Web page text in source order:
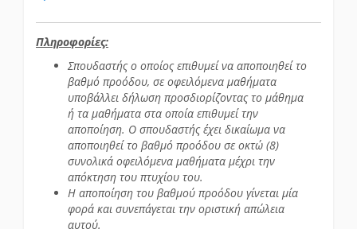
Πληροφορίες:
Σπουδαστής ο οποίος επιθυμεί να αποποιηθεί το
βαθμό προόδου, σε οφειλόμενα μαθήματα
υποβάλλει δήλωση προσδιορίζοντας το μάθημα
ή τα μαθήματα στα οποία επιθυμεί την
αποποίηση. Ο σπουδαστής έχει δικαίωμα να
αποποιηθεί το βαθμό προόδου σε οκτώ (8)
συνολικά οφειλόμενα μαθήματα μέχρι την
απόκτηση του πτυχίου του.
Η αποποίηση του βαθμού προόδου γίνεται μία
φορά και συνεπάγεται την οριστική απώλεια
αυτού.